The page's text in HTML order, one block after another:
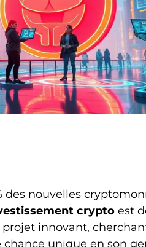
des nouvelles
crypto est
innovant,
unique en son